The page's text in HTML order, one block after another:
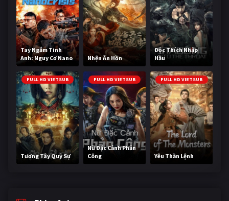
Tay Ngắm Tinh
Anh: Nguy Cơ Nano
Nhện Ăn Hồn
Độc Thích Nhập
Hầu
FULL HD VIETSUB
Tương Tây Quỷ Sự
FULL HD VIETSUB
Nữ Đặc Cảnh Phản
Công
FULL HD VIETSUB
Yêu Thần Lệnh